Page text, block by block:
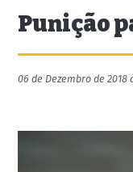
Punição
06 de Dezembro de 2018